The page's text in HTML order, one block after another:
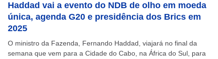
Haddad vai a evento do NDB de olho em moeda
única, agenda G20 e presidência dos Brics em
2025
O ministro da Fazenda, Fernando Haddad, viajará no final da
semana que vem para a Cidade do Cabo, na África do Sul, para